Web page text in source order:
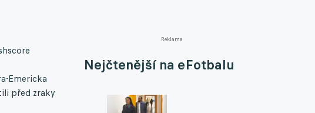
Reklama
Nejčtenější na eFotbalu
Emericka
před zraky